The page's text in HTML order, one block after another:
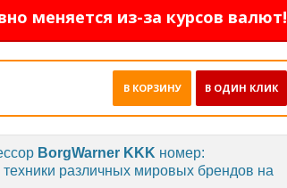
меняется из-за курсов валют!
В ОДИН КЛИК
В КОРЗИНУ
BorgWarner KKK номер:
техники различных мировых брендов на